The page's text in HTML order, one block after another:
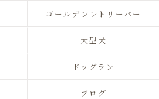
ゴールデンレトリーバー
大型犬
ドッグラン
ブログ